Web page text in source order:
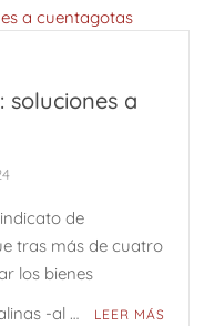
soluciones a
de
tras más de cuatro
los bienes
-al …
LEER MÁS